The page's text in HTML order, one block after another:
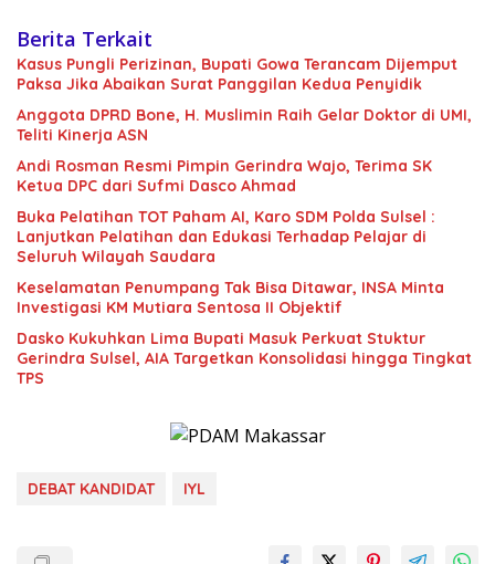
Berita Terkait
Kasus Pungli Perizinan, Bupati Gowa Terancam Dijemput
Paksa Jika Abaikan Surat Panggilan Kedua Penyidik
Anggota DPRD Bone, H. Muslimin Raih Gelar Doktor di UMI,
Teliti Kinerja ASN
Andi Rosman Resmi Pimpin Gerindra Wajo, Terima SK
Ketua DPC dari Sufmi Dasco Ahmad
Buka Pelatihan TOT Paham AI, Karo SDM Polda Sulsel :
Lanjutkan Pelatihan dan Edukasi Terhadap Pelajar di
Seluruh Wilayah Saudara
Keselamatan Penumpang Tak Bisa Ditawar, INSA Minta
Investigasi KM Mutiara Sentosa II Objektif
Dasko Kukuhkan Lima Bupati Masuk Perkuat Stuktur
Gerindra Sulsel, AIA Targetkan Konsolidasi hingga Tingkat
TPS
DEBAT KANDIDAT IYL